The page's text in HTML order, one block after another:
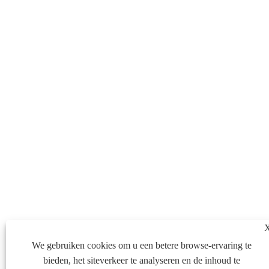
We gebruiken cookies om u een betere browse-ervaring te
bieden, het siteverkeer te analyseren en de inhoud te